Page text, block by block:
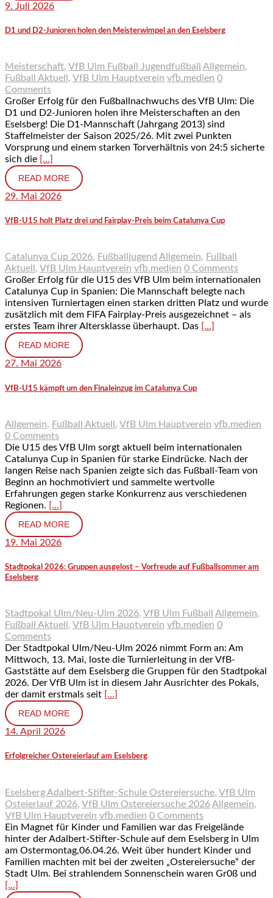
9. Juli 2026
D1 und D2-Junioren holen den Meisterwimpel an den Eselsberg
Meisterschaft, VfB Ulm Fußball Jugendfußball Allgemein,
Fußball Aktuell , VfB Ulm Hauptverein vfb.medien 0
Comments
Großer Erfolg für den Fußballnachwuchs des VfB Ulm: Die
D1 und D2-Junioren holen ihre Meisterschaften an den
Eselsberg! Die D1-Mannschaft (Jahrgang 2013) sind
Staffelmeister der Saison 2025/26. Mit zwei Punkten
Vorsprung und einem starken Torverhältnis von 24:5 sicherte
sich die […]
READ MORE
29. Mai 2026
VfB-U15 holt Platz drei und Fairplay-Preis beim Catalunya Cup
Catalunya Cup 2026, Fußballjugend Allgemein, Fußball
Aktuell , VfB Ulm Hauptverein vfb.medien 0 Comments
Großer Erfolg für die U15 des VfB Ulm beim internationalen
Catalunya Cup in Spanien: Die Mannschaft belegte nach
intensiven Turniertagen einen starken dritten Platz und wurde
zusätzlich mit dem FIFA Fairplay-Preis ausgezeichnet – als
erstes Team ihrer Altersklasse überhaupt. Das […]
READ MORE
27. Mai 2026
VfB-U15 kämpft um den Finaleinzug im Catalunya Cup
Allgemein, Fußball Aktuell , VfB Ulm Hauptverein vfb.medien
0 Comments
Die U15 des VfB Ulm sorgt aktuell beim internationalen
Catalunya Cup in Spanien für starke Eindrücke. Nach der
langen Reise nach Spanien zeigte sich das Fußball-Team von
Beginn an hochmotiviert und sammelte wertvolle
Erfahrungen gegen starke Konkurrenz aus verschiedenen
Regionen. […]
READ MORE
19. Mai 2026
Stadtpokal 2026: Gruppen ausgelost – Vorfreude auf Fußballsommer am
Eselsberg
Stadtpokal Ulm/Neu-Ulm 2026, VfB Ulm Fußball Allgemein,
Fußball Aktuell , VfB Ulm Hauptverein vfb.medien 0
Comments
Der Stadtpokal Ulm/Neu-Ulm 2026 nimmt Form an: Am
Mittwoch, 13. Mai, loste die Turnierleitung in der VfB-
Gaststätte auf dem Eselsberg die Gruppen für den Stadtpokal
2026. Der VfB Ulm ist in diesem Jahr Ausrichter des Pokals,
der damit erstmals seit […]
READ MORE
14. April 2026
Erfolgreicher Ostereierlauf am Eselsberg
Eselsberg Adalbert-Stifter-Schule Ostereiersuche, VfB Ulm
Osteierlauf 2026, VfB Ulm Ostereiersuche 2026Allgemein,
VfB Ulm Hauptverein vfb.medien 0 Comments
Ein Magnet für Kinder und Familien war das Freigelände
hinter der Adalbert-Stifter-Schule auf dem Eselsberg in Ulm
am Ostermontag,06.04.26. Weit über hundert Kinder und
Familien machten mit bei der zweiten „Ostereiersuche“ der
Stadt Ulm. Bei strahlendem Sonnenschein waren Gr0ß und
[…]